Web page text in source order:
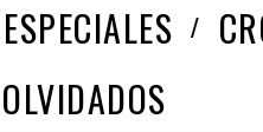
ESPECIALES